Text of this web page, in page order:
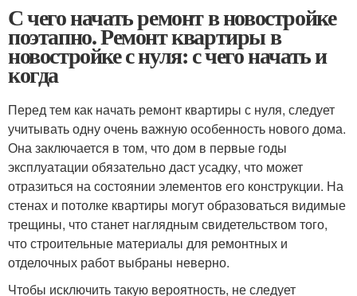
С чего начать ремонт в новостройке
поэтапно. Ремонт квартиры в
новостройке с нуля: с чего начать и
когда
Перед тем как начать ремонт квартиры с нуля, следует
учитывать одну очень важную особенность нового дома.
Она заключается в том, что дом в первые годы
эксплуатации обязательно даст усадку, что может
отразиться на состоянии элементов его конструкции. На
стенах и потолке квартиры могут образоваться видимые
трещины, что станет наглядным свидетельством того,
что строительные материалы для ремонтных и
отделочных работ выбраны неверно.
Чтобы исключить такую вероятность, не следует